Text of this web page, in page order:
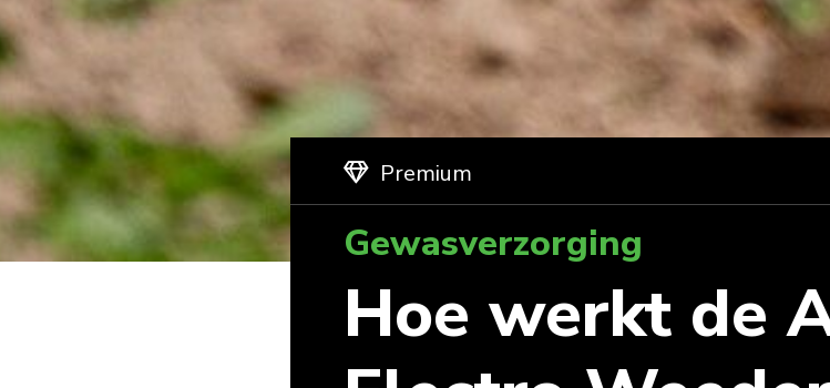
Premium
Gewasverzorging
Hoe werkt de